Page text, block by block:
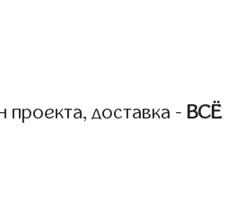
доставка - ВСЁ